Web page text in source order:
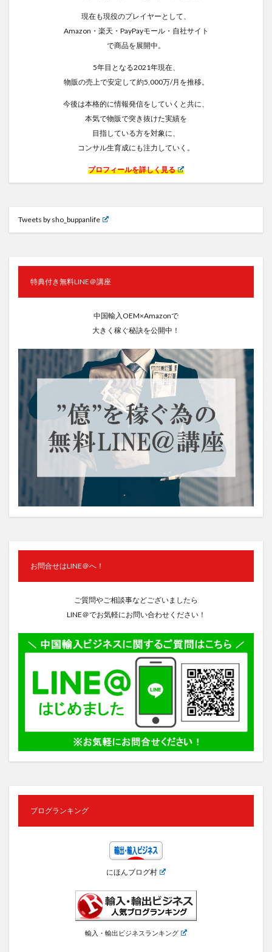
現在も現役のプレイヤーとして、
Amazon・楽天・PayPayモール・自社サイト
で商品を展開中。
5年目となる2021年現在、
物販の売上で安定して約5,000万/月を推移。
今後は本格的に情報発信をしていくと共に、
本気で物販で突き抜けた実績を
目指している方を対象に、
コンサル生育成にも注力していく。
プロフィールを詳しく見る
Tweets by sho_buppanlife
特典付き無料LINE＠講座
中国輸入OEM×Amazonで
大きく稼ぐ秘訣を公開中！
お問合せはLINE＠へ！
ご質問やご相談事などございましたら
LINE＠でお気軽にお問い合わせください！
ブログランキング
にほんブログ村
輸入・輸出ビジネスランキング